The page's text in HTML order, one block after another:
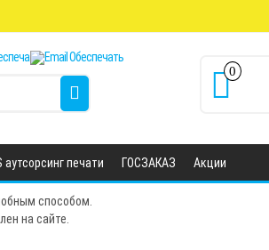
0
аутсорсинг печати ГОСЗАКАЗ Акции
способом.
на сайте.